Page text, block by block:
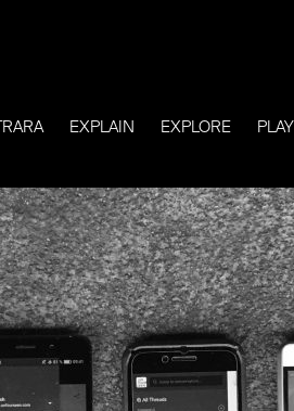
TRARA EXPLAIN EXPLORE PLAY